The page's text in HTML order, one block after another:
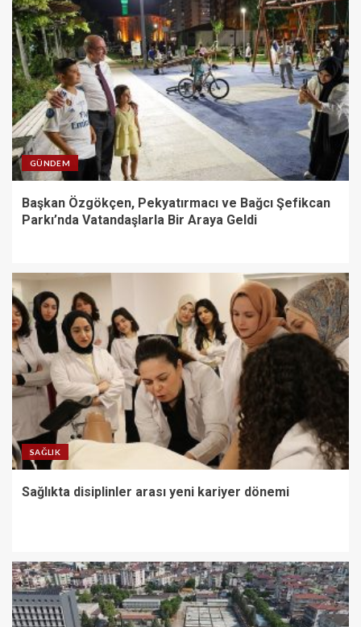
GÜNDEM
Başkan Özgökçen, Pekyatırmacı ve Bağcı Şefikcan
Parkı’nda Vatandaşlarla Bir Araya Geldi
SAĞLIK
Sağlıkta disiplinler arası yeni kariyer dönemi